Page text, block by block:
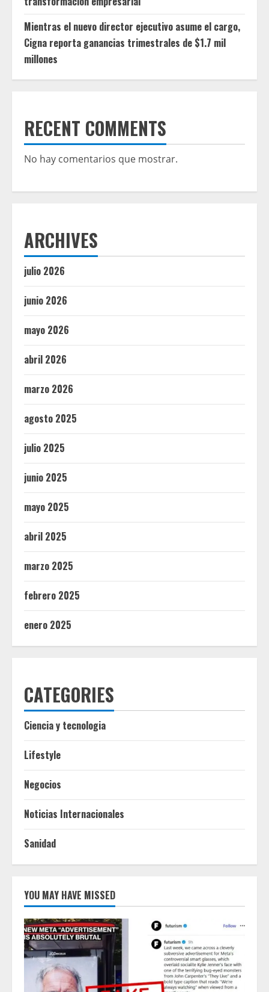
Mientras el nuevo director ejecutivo asume el cargo,
Cigna reporta ganancias trimestrales de $1.7 mil
millones
RECENT COMMENTS
No hay comentarios que mostrar.
ARCHIVES
julio 2026
junio 2026
mayo 2026
abril 2026
marzo 2026
agosto 2025
julio 2025
junio 2025
mayo 2025
abril 2025
marzo 2025
febrero 2025
enero 2025
CATEGORIES
Ciencia y tecnologia
Lifestyle
Negocios
Noticias Internacionales
Sanidad
YOU MAY HAVE MISSED